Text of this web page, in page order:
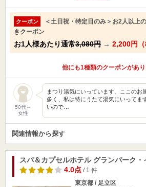
クーポン
＜土日祝・特定日のみ＞お2人以上
きクーポン
お1人様あたり通常3,080円 → 2,200円（
他にも1種類のクーポンがあ
50代～
女性
まつり湯気にいっています。ここのお
多く、私は特にうたて湯気にいってま
いので…
関連情報から探す
スパ＆カプセルホテル グランパーク・
4.0点/ 1 件
東京都 / 足立区